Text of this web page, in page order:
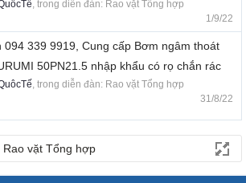
, trong diễn đàn: Rao vặt Tổng hợp
1/9/22
094 339 9919, Cung cấp Bơm ngâm thoát
50PN21.5 nhập khẩu có rọ chắn rác
, trong diễn đàn: Rao vặt Tổng hợp
31/8/22
Rao vặt Tổng hợp